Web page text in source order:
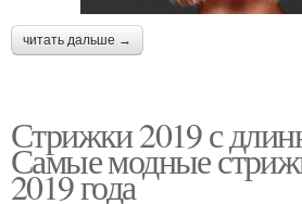
читать дальше →
Стрижки 2019 с
Самые модные
2019 года